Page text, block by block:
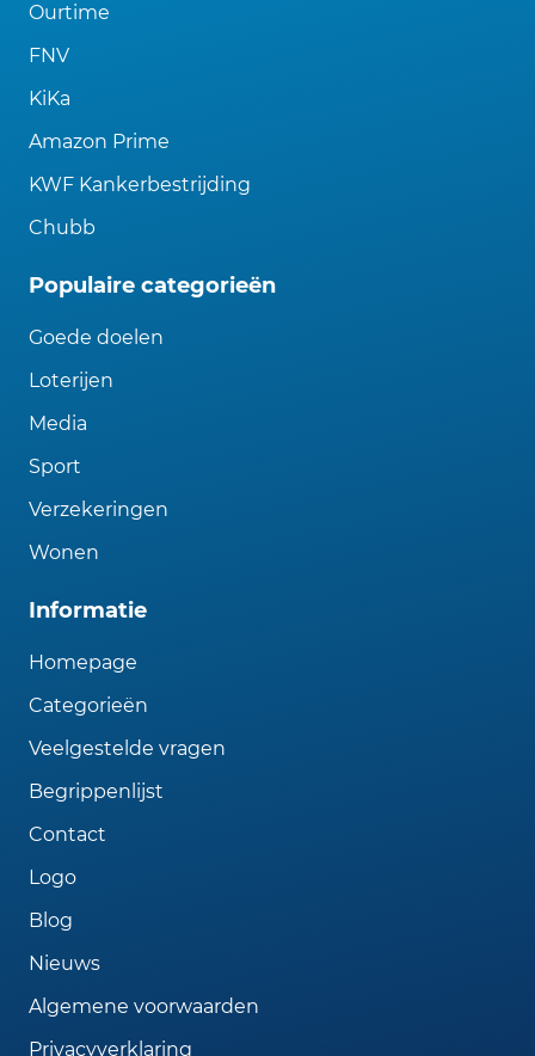
Ourtime
FNV
KiKa
Amazon Prime
KWF Kankerbestrijding
Chubb
Populaire categorieën
Goede doelen
Loterijen
Media
Sport
Verzekeringen
Wonen
Informatie
Homepage
Categorieën
Veelgestelde vragen
Begrippenlijst
Contact
Logo
Blog
Nieuws
Algemene voorwaarden
Privacyverklaring